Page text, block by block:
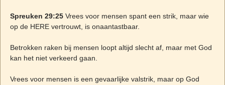
Spreuken 29:25Vrees voor mensen spant een strik, maar wie
op de HERE vertrouwt, is onaantastbaar.
Betrokken raken bij mensen loopt altijd slecht af, maar met God
kan het niet verkeerd gaan.
Vrees voor mensen is een gevaarlijke valstrik, maar op God